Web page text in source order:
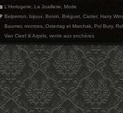
L'Horlogerie,La Joaillerie,Mode
Belperron,bijoux,Boivin,Bréguet,Cartier,Harry
Baumer,montres,Ostertag et Marchak,Pol Bury,
Van Cleef & Arpels,vente aux enchères